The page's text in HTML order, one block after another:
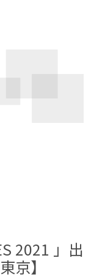
2021 」出
京】